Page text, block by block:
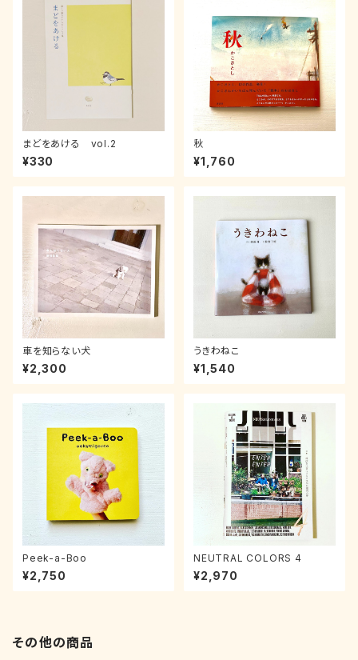
まどをあける vol.2
¥330
秋
¥1,760
車を知らない犬
¥2,300
うきわねこ
¥1,540
Peek-a-Boo
¥2,750
NEUTRAL COLORS 4
¥2,970
その他の商品